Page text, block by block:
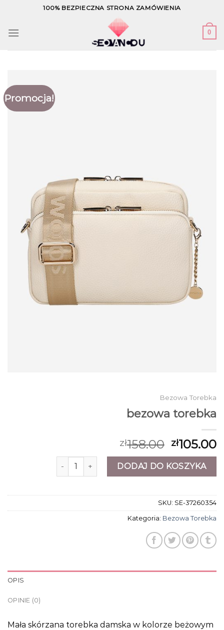
content
100% BEZPIECZNA STRONA ZAMÓWIENIA
0
Promocja!
Bezowa Torebka
bezowa torebka
zł158.00 zł105.00
ilość bezowa torebkaDODAJ DO KOSZYKA
SKU: SE-37260354
Kategoria: Bezowa Torebka
OPIS
OPINIE (0)
Mała skórzana torebka damska w kolorze beżowym